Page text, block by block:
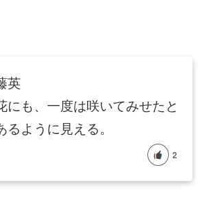
英
にも、一度は咲いてみせたと
るように見える。
2